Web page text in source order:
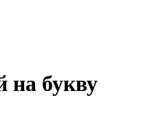
на букву